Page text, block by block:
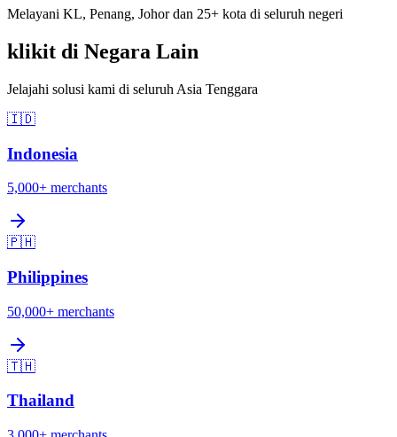
Melayani KL, Penang, Johor dan 25+ kota di seluruh negeri
klikit di Negara Lain
Jelajahi solusi kami di seluruh Asia Tenggara
🇮🇩
Indonesia
5,000+ merchants
🇵🇭
Philippines
50,000+ merchants
🇹🇭
Thailand